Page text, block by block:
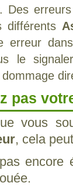
Des
différents
erreur
le
pas
vous
, cela
encore